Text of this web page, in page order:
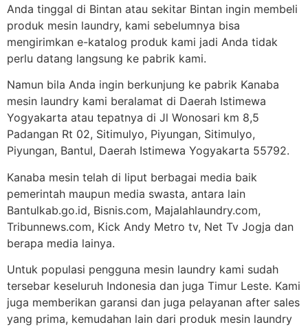
Anda tinggal di Bintan atau sekitar Bintan ingin membeli
produk mesin laundry, kami sebelumnya bisa
mengirimkan e-katalog produk kami jadi Anda tidak
perlu datang langsung ke pabrik kami.
Namun bila Anda ingin berkunjung ke pabrik Kanaba
mesin laundry kami beralamat di Daerah Istimewa
Yogyakarta atau tepatnya di Jl Wonosari km 8,5
Padangan Rt 02, Sitimulyo, Piyungan, Sitimulyo,
Piyungan, Bantul, Daerah Istimewa Yogyakarta 55792.
Kanaba mesin telah di liput berbagai media baik
pemerintah maupun media swasta, antara lain
Bantulkab.go.id, Bisnis.com, Majalahlaundry.com,
Tribunnews.com, Kick Andy Metro tv, Net Tv Jogja dan
berapa media lainya.
Untuk populasi pengguna mesin laundry kami sudah
tersebar keseluruh Indonesia dan juga Timur Leste. Kami
juga memberikan garansi dan juga pelayanan after sales
yang prima, kemudahan lain dari produk mesin laundry